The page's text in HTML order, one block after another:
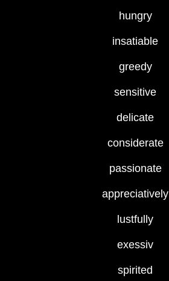
hungry
insatiable
greedy
sensitive
delicate
considerate
passionate
appreciatively
lustfully
exessiv
spirited